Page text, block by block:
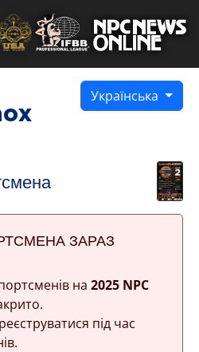
Українська
ЗАРАЗ
на 2025 NPC
під час